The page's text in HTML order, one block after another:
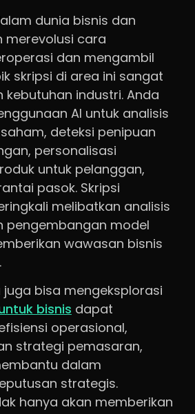
dunia bisnis dan
merevolusi cara
dan mengambil
skripsi di area ini sangat
kebutuhan industri. Anda
AI untuk analisis
deteksi penipuan
personalisasi
untuk pelanggan,
pasok. Skripsi
melibatkan analisis
pengembangan model
wawasan bisnis
juga bisa mengeksplorasi
bisnis dapat
operasional,
strategi pemasaran,
dalam
strategis.
hanya akan memberikan